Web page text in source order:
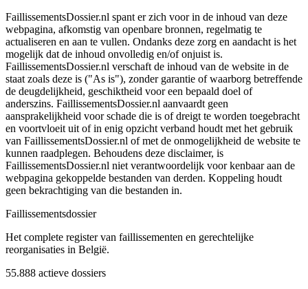
FaillissementsDossier.nl spant er zich voor in de inhoud van deze
webpagina, afkomstig van openbare bronnen, regelmatig te
actualiseren en aan te vullen. Ondanks deze zorg en aandacht is het
mogelijk dat de inhoud onvolledig en/of onjuist is.
FaillissementsDossier.nl verschaft de inhoud van de website in de
staat zoals deze is ("As is"), zonder garantie of waarborg betreffende
de deugdelijkheid, geschiktheid voor een bepaald doel of
anderszins. FaillissementsDossier.nl aanvaardt geen
aansprakelijkheid voor schade die is of dreigt te worden toegebracht
en voortvloeit uit of in enig opzicht verband houdt met het gebruik
van FaillissementsDossier.nl of met de onmogelijkheid de website te
kunnen raadplegen. Behoudens deze disclaimer, is
FaillissementsDossier.nl niet verantwoordelijk voor kenbaar aan de
webpagina gekoppelde bestanden van derden. Koppeling houdt
geen bekrachtiging van die bestanden in.
Faillissementsdossier
Het complete register van faillissementen en gerechtelijke
reorganisaties in België.
55.888 actieve dossiers